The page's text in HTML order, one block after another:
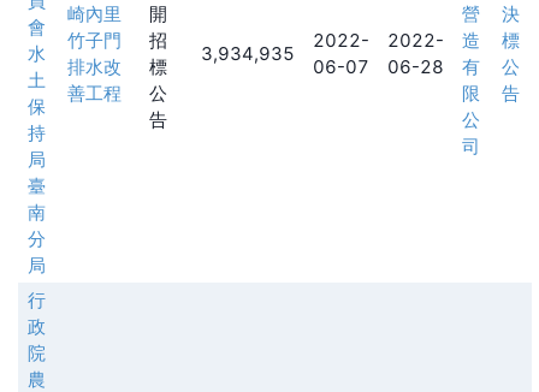
會
水
土
保
持
局
臺
南
分
局
崎內里
竹子門
排水改
善工程
開
招
標
公
告
3,934,935
2022-
06-07
2022-
06-28
營
造
有
限
公
司
決
標
公
告
行
政
院
農